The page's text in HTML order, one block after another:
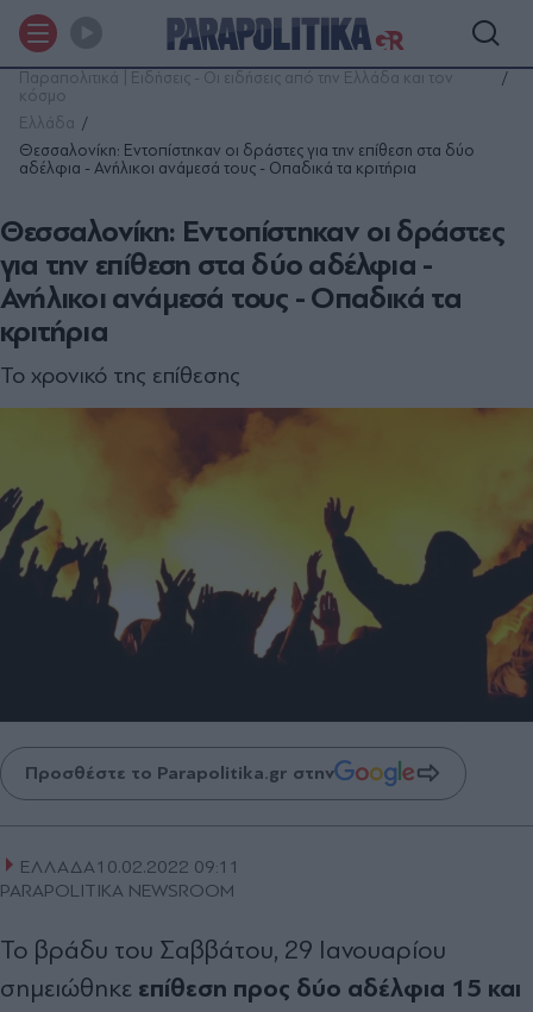
Παραπολιτικά | Ειδήσεις - Οι ειδήσεις από την Ελλάδα και τον
κόσμο
Ελλάδα
Θεσσαλονίκη: Εντοπίστηκαν οι δράστες για την επίθεση στα δύο
αδέλφια - Ανήλικοι ανάμεσά τους - Οπαδικά τα κριτήρια
Θεσσαλονίκη: Εντοπίστηκαν οι δράστες
για την επίθεση στα δύο αδέλφια -
Ανήλικοι ανάμεσά τους - Οπαδικά τα
κριτήρια
Το χρονικό της επίθεσης
Προσθέστε το Parapolitika.gr στην
ΕΛΛΑΔΑ10.02.2022 09:11
PARAPOLITIKA NEWSROOM
Το βράδυ του Σαββάτου, 29 Ιανουαρίου
σημειώθηκε επίθεση προς δύο αδέλφια 15 και